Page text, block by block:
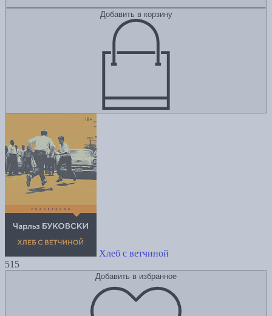
Добавить в корзину
Хлеб с ветчиной
515
Добавить в избранное